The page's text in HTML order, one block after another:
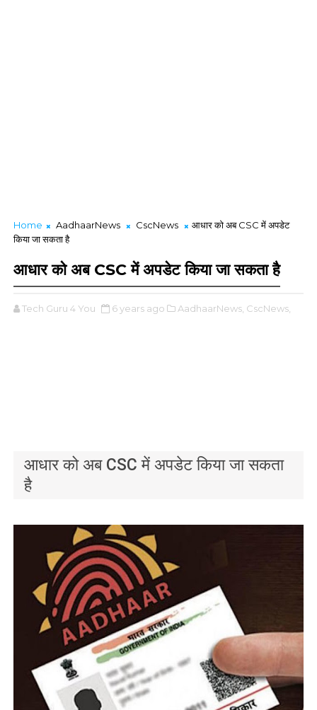
Home AadhaarNews CscNews
आधार को अब CSC में अपडेट
किया जा सकता है
आधार को अब CSC में अपडेट किया जा सकता है
Tech Guru 4 You 6 years ago AadhaarNews, CscNews,
आधार को अब CSC में अपडेट किया जा सकता
है